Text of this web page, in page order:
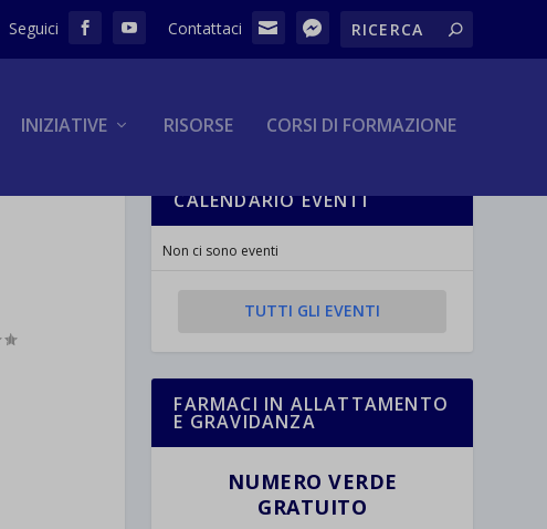
INIZIATIVE RISORSE CORSI DI FORMAZIONE
CALENDARIO EVENTI
Non ci sono eventi
TUTTI GLI EVENTI
FARMACI IN ALLATTAMENTO
E GRAVIDANZA
NUMERO VERDE
GRATUITO